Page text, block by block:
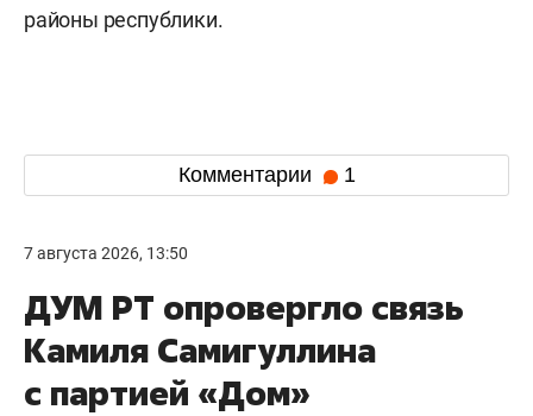
районы республики.
Комментарии 1
7 августа 2026, 13:50
ДУМ РТ опровергло связь
Камиля Самигуллина
с партией «Дом»